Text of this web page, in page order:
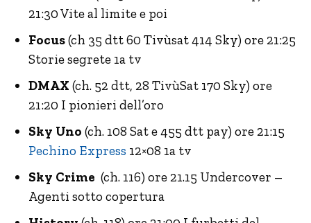
21:30 Vite al limite e poi
Focus(ch 35 dtt 60 Tivùsat 414 Sky) ore 21:25
Storie segrete 1a tv
DMAX (ch. 52 dtt, 28 TivùSat 170 Sky) ore
21:20 I pionieri dell’oro
Sky Uno (ch. 108 Sat e 455 dtt pay) ore 21:15
Pechino Express 12×08 1a tv
Sky Crime (ch. 116) ore 21.15 Undercover –
Agenti sotto copertura